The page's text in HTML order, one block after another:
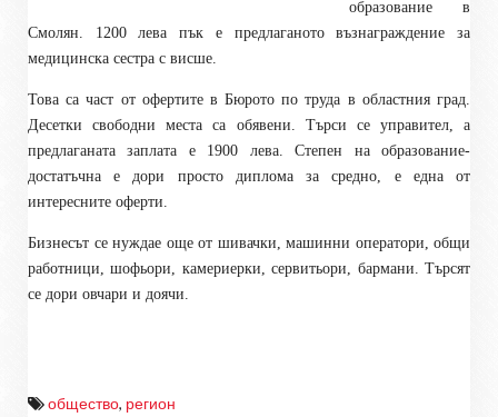
образование в
Смолян. 1200 лева пък е предлаганото възнаграждение за
медицинска сестра с висше.
Това са част от офертите в Бюрото по труда в областния град.
Десетки свободни места са обявени. Търси се управител, а
предлаганата заплата е 1900 лева. Степен на образование-
достатъчна е дори просто диплома за средно, е една от
интересните оферти.
Бизнесът се нуждае още от шивачки, машинни оператори, общи
работници, шофьори, камериерки, сервитьори, бармани. Търсят
се дори овчари и доячи.
общество, регион